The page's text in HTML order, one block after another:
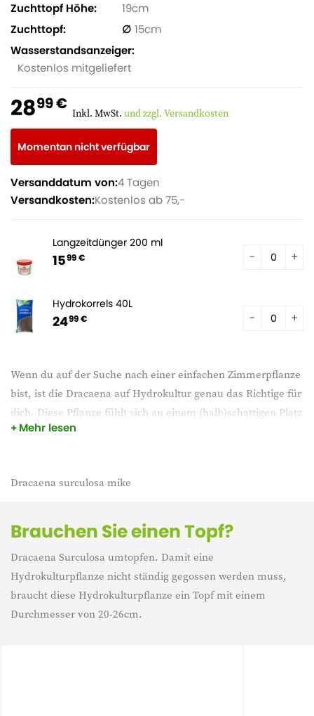
Wenn du auf der Suche nach einer einfachen Zimmerpflanze
bist, ist die Dracaena auf Hydrokultur genau das Richtige für
dich. Diese Pflanze fühlt sich an einem (halb)schattigen Platz
wohl. Die Dracaena braucht sehr wenig Wasser. Gib ihr einen
Mehr lesen
Zuchttopf Höhe
19
Zuchttopf
15
Wasserstandsanzeiger
Kostenlos mitgeliefert
2899 € Inkl. MwSt. und zzgl. Versandkosten
Momentan nicht verfügbar
Versanddatum von:4 Tagen
Versandkosten:Kostenlos ab 75,-
Langzeitdünger 200 ml
1599 €
Hydrokorrels 40L
2499 €
Brauchen Sie einen Topf?
Dracaena Surculosa umtopfen. Damit eine
Hydrokulturpflanze nicht ständig gegossen werden muss,
braucht diese Hydrokulturpflanze ein Topf mit einem
Durchmesser von 20-26cm.
Dracaena surculosa mike